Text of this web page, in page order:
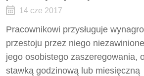
14 cze 2017
Pracownikowi przysługuje
przestoju przez niego
jego osobistego zaszeregowania,
stawką godzinową lub miesięczną